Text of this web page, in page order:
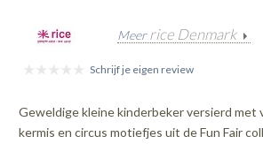
Meerrice Denmark
Schrijf je eigen review
Geweldige kleine kinderbeker versierd met
kermis en circus motiefjes uit de Fun Fair